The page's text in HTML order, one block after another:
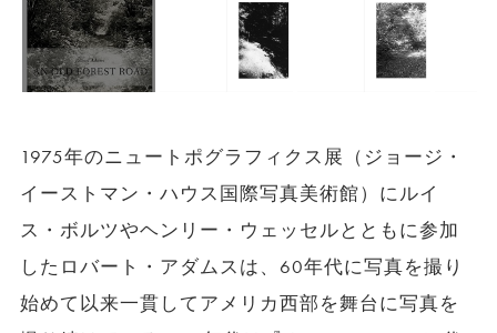
1975年のニュートポグラフィクス展（ジョージ・
イーストマン・ハウス国際写真美術館）にルイ
ス・ボルツやヘンリー・ウェッセルとともに参加
したロバート・アダムスは、60年代に写真を撮り
始めて以来一貫してアメリカ西部を舞台に写真を